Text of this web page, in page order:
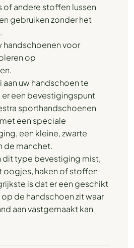
of andere stoffen lussen
gebruiken zonder het
handschoenen voor
op
aan uw handschoen te
een bevestigingspunt
sporthandschoenen
een speciale
een kleine, zwarte
de manchet.
dit type bevestiging mist,
oogjes, haken of stoffen
is dat er een geschikt
de handschoen zit waar
aan vastgemaakt kan